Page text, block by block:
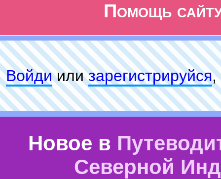
Помощь
Войдиилизарeгиcтpируйся,
Новое в
Северной